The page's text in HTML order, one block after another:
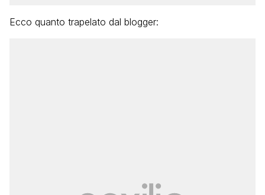
Ecco quanto trapelato dal blogger: